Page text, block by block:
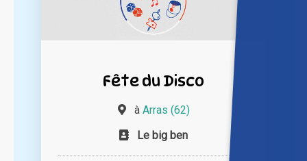
Fête du Disco
à Arras (62)
Le big ben